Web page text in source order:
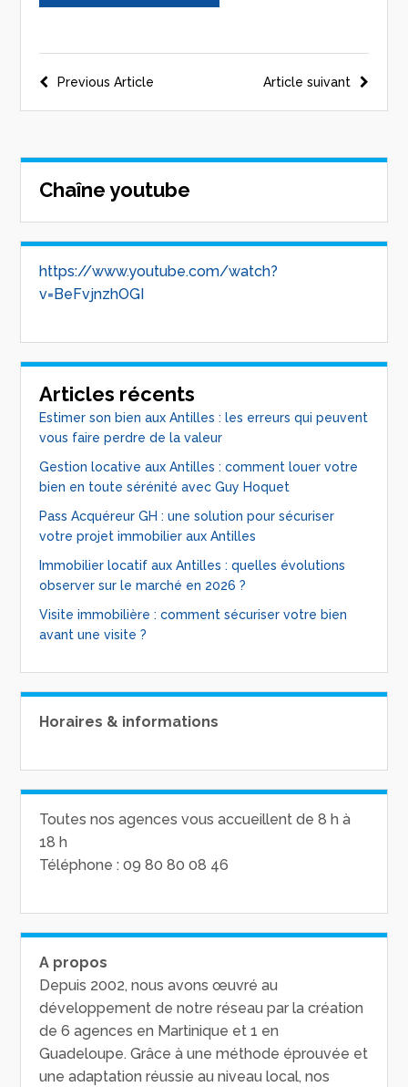
Article suivant
Previous Article
Chaîne youtube
https://www.youtube.com/watch?
v=BeFvjnzhOGI
Articles récents
Estimer son bien aux Antilles : les erreurs qui peuvent
vous faire perdre de la valeur
Gestion locative aux Antilles : comment louer votre
bien en toute sérénité avec Guy Hoquet
Pass Acquéreur GH : une solution pour sécuriser
votre projet immobilier aux Antilles
Immobilier locatif aux Antilles : quelles évolutions
observer sur le marché en 2026 ?
Visite immobilière : comment sécuriser votre bien
avant une visite ?
Horaires & informations
Toutes nos agences vous accueillent de 8 h à
18 h
Téléphone : 09 80 80 08 46
A propos
Depuis 2002, nous avons œuvré au
développement de notre réseau par la création
de 6 agences en Martinique et 1 en
Guadeloupe. Grâce à une méthode éprouvée et
une adaptation réussie au niveau local, nos